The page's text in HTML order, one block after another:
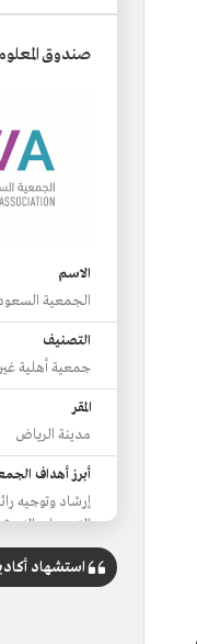
صندوق
الاسم
الجمعية
التصنيف
جمعية أهلية
المقر
مدينة الرياض
أبرز أهداف
إرشاد وتوجيه
التحديات التي
رفع وعي
الحر الاحترافي.
استشهاد